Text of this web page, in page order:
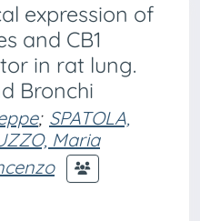
expression of
and CB1
in rat lung.
Bronchi
; SPATOLA,
Maria